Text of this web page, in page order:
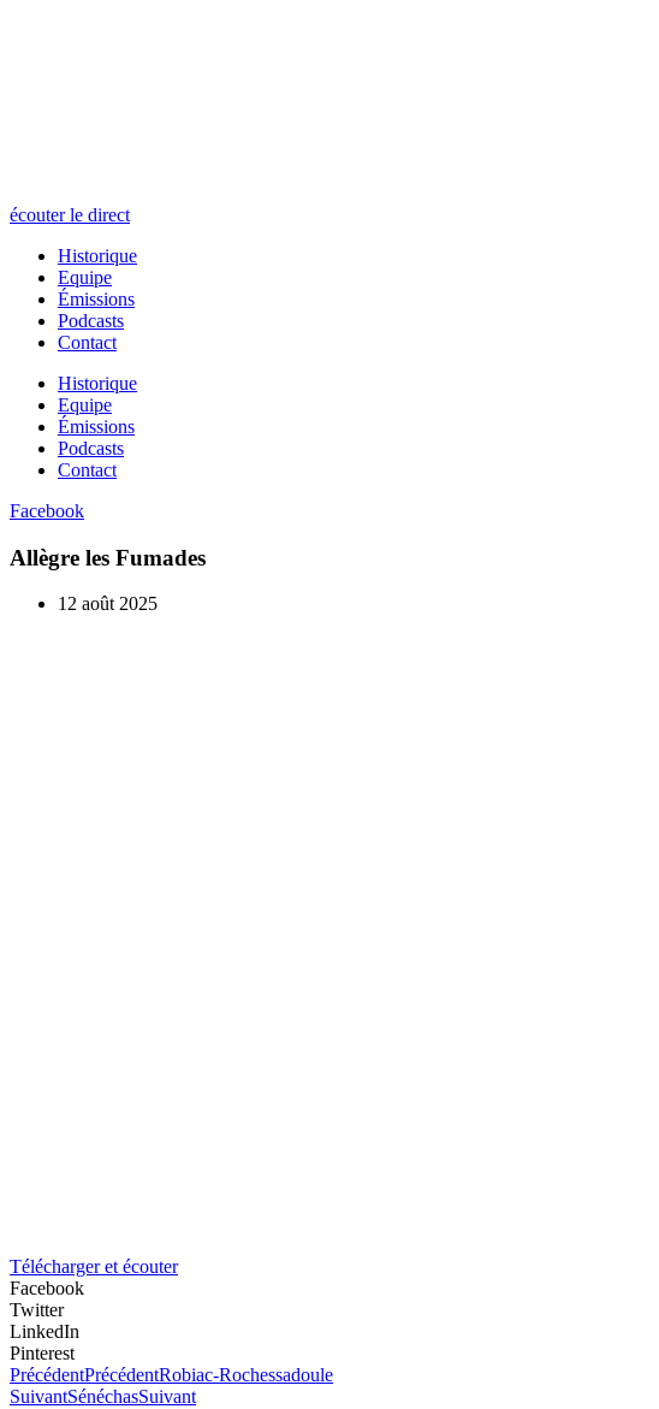
écouter le direct
Historique
Equipe
Émissions
Podcasts
Contact
Historique
Equipe
Émissions
Podcasts
Contact
Facebook
Allègre les Fumades
12 août 2025
Télécharger et écouter
Facebook
Twitter
LinkedIn
Pinterest
PrécédentPrécédentRobiac-Rochessadoule
SuivantSénéchasSuivant